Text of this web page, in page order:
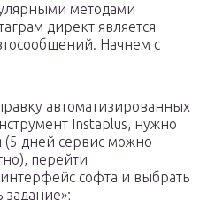
методами
директ является
Начнем с
автоматизированных
Instaplus, нужно
(5 дней сервис можно
перейти
софта и выбрать
задание»;